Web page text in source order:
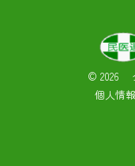
© 2026
個人情